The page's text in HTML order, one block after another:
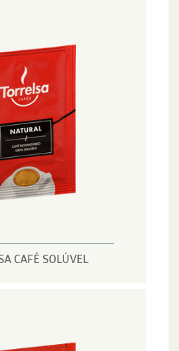
CAFÉ SOLÚVEL